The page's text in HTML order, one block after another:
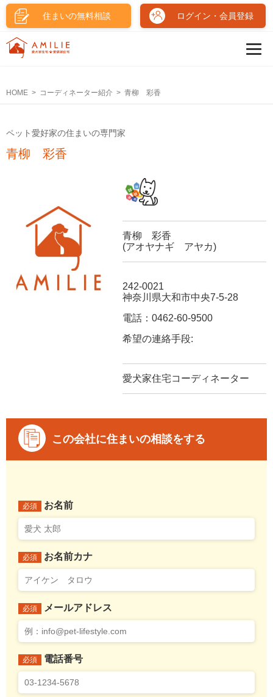
住まいの無料相談 ログイン・会員登録
HOME コーディネーター紹介 青柳 彩香
ペット愛好家の住まいの専門家
青柳 彩香
青柳 彩香
(アオヤナギ アヤカ)
242-0021
神奈川県大和市中央7-5-28
電話：0462-60-9500
希望の連絡手段:
愛犬家住宅コーディネーター
この会社に住まいの相談をする
必須 お名前
必須 お名前カナ
必須 メールアドレス
必須 電話番号